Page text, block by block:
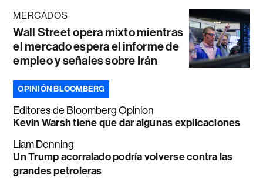
MERCADOS
Wall Street opera mixto mientras
el mercado espera el informe de
empleo y señales sobre Irán
OPINIÓN BLOOMBERG
Editores de Bloomberg Opinion
Kevin Warsh tiene que dar algunas explicaciones
Liam Denning
Un Trump acorralado podría volverse contra las
grandes petroleras